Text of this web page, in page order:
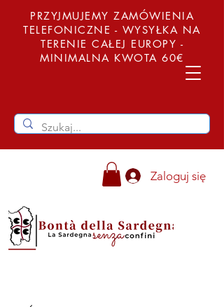
PRZYJMUJEMY ZAMÓWIENIA
TELEFONICZNE - WYSYŁKA NA
TERENIE CAŁEJ EUROPY -
MINIMALNA KWOTA 60€
Zaloguj się